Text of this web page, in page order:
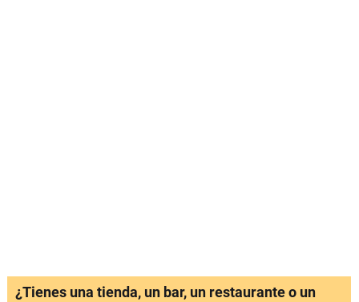
¿Tienes una tienda, un bar, un restaurante o un